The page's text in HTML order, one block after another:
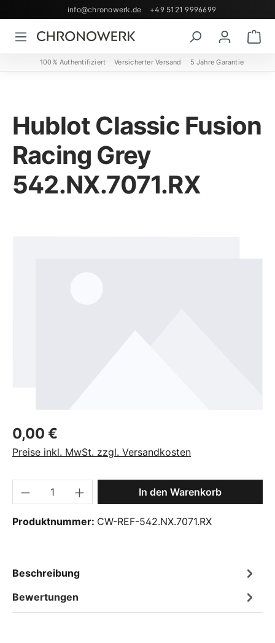
Zum Hauptinhalt springen
info@chronowerk.de +49 5121 9996699
100% Authentifiziert Versicherter Versand 5 Jahre Garantie
Hublot Classic Fusion
Racing Grey
542.NX.7071.RX
Regulärer Preis:
0,00 €
Preise inkl. MwSt. zzgl. Versandkosten
Produkt Anzahl: Gib den gewünschten
In den Warenkorb
Produktnummer: CW-REF-542.NX.7071.RX
Beschreibung
Bewertungen